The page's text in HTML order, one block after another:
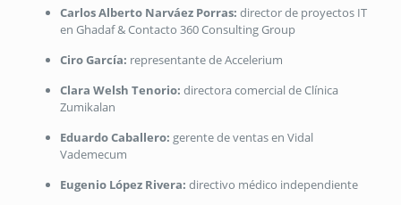
Carlos Alberto Narváez Porras: director de proyectos IT
en Ghadaf & Contacto 360 Consulting Group
Ciro García: representante de Accelerium
Clara Welsh Tenorio: directora comercial de Clínica
Zumikalan
Eduardo Caballero: gerente de ventas en Vidal
Vademecum
Eugenio López Rivera: directivo médico independiente